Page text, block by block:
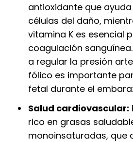
antioxidante que
células del daño,
vitamina K es esencial
coagulación
a regular la presión
fólico es importante
fetal durante el
Salud cardiovascular:
rico en grasas
monoinsaturadas, que